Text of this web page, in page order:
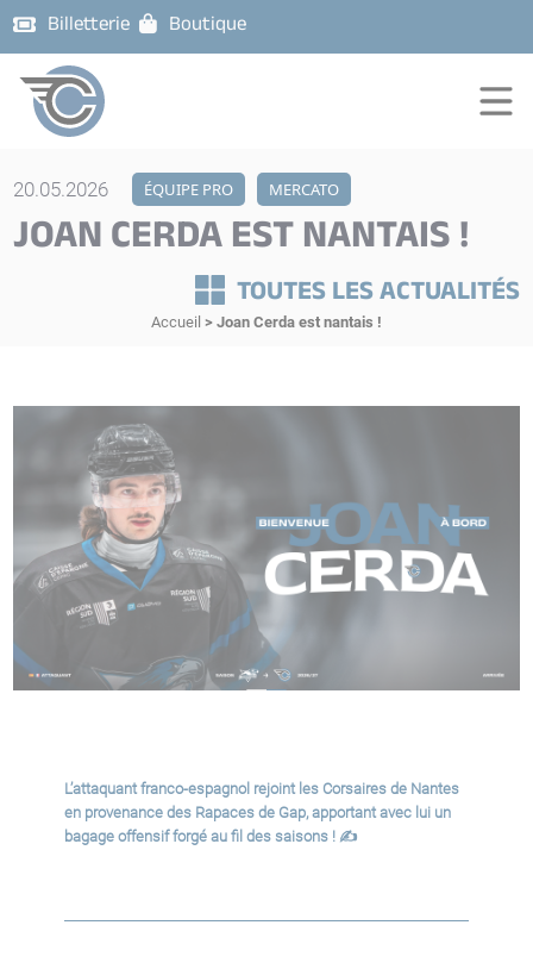
Billetterie Boutique
20.05.2026 ÉQUIPE PRO MERCATO
JOAN CERDA EST NANTAIS !
TOUTES LES ACTUALITÉS
Accueil > Joan Cerda est nantais !
L’attaquant franco-espagnol rejoint les Corsaires de Nantes
en provenance des Rapaces de Gap, apportant avec lui un
bagage offensif forgé au fil des saisons ! ✍️